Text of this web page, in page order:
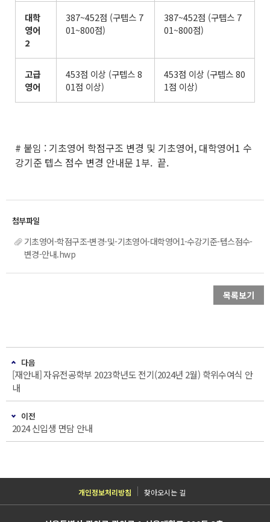
대학
영어
2
387~452점 (구텝스 7
01~800점)
387~452점 (구텝스 7
01~800점)
고급
영어
453점 이상 (구텝스 8
01점 이상)
453점 이상 (구텝스 80
1점 이상)
# 붙임 : 기초영어 학점구조 변경 및 기초영어, 대학영어1 수
강기준 텝스 점수 변경 안내문 1부. 끝.
기초영어-학점구조-변경-및-기초영어-대학영어1-수강기준-텝스점수-
변경-안내.hwp
목록보기
다음
[재안내] 자유전공학부 2023학년도 전기(2024년 2월) 학위수여식 안
내
이전
2024 신입생 면담 안내
개인정보처리방침 찾아오시는 길